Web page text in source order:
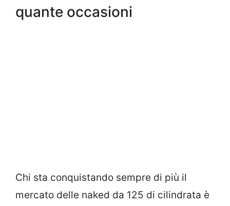
quante occasioni
Chi sta conquistando sempre di più il
mercato delle naked da 125 di cilindrata è